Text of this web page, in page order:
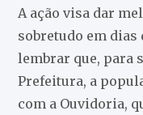
A ação visa dar
sobretudo em dias
lembrar que, para
Prefeitura, a
com a Ouvidoria,